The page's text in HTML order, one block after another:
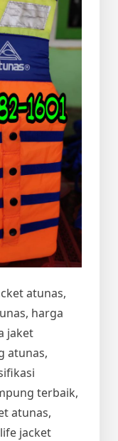
atunas,
harga
jaket
atunas,
terbaik,
atunas,
jacket